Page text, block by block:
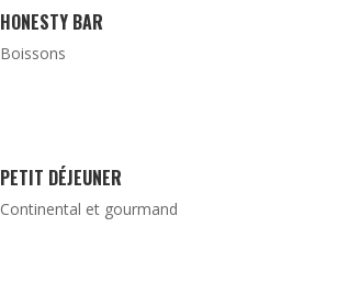
HONESTY BAR
Boissons
PETIT DÉJEUNER
Continental et gourmand